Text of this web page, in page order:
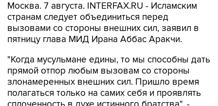
Москва. 7 августа. INTERFAX.RU - Исламским
странам следует объединиться перед
вызовами со стороны внешних сил, заявил в
пятницу глава МИД Ирана Аббас Аракчи.
"Когда мусульмане едины, то мы способны дать
прямой отпор любым вызовам со стороны
злонамеренных внешних сил. Пришло время
полагаться только на самих себя и проявлять